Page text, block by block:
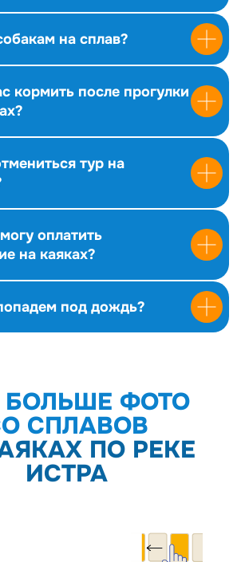
на сплав?
кормить после прогулки
тур на
оплатить
на каяках?
под дождь?
ФОТО
СПЛАВОВ
ПО РЕКЕ
ИСТРА